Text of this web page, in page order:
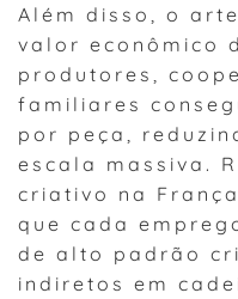
Além disso, o
valor econômico
produtores,
familiares
por peça,
escala massiva.
criativo na
que cada
de alto padrão
indiretos em